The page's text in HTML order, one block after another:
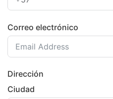
Correo electrónico
Dirección
Ciudad